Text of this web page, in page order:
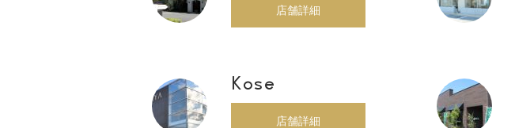
店舗詳細
Kose
店舗詳細